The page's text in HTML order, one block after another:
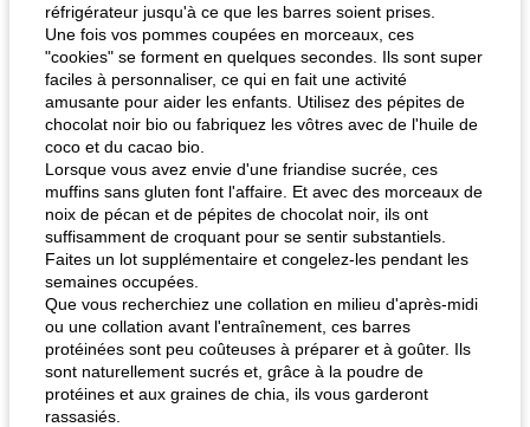
réfrigérateur jusqu'à ce que les barres soient prises.
Une fois vos pommes coupées en morceaux, ces
"cookies" se forment en quelques secondes. Ils sont super
faciles à personnaliser, ce qui en fait une activité
amusante pour aider les enfants. Utilisez des pépites de
chocolat noir bio ou fabriquez les vôtres avec de l'huile de
coco et du cacao bio.
Lorsque vous avez envie d'une friandise sucrée, ces
muffins sans gluten font l'affaire. Et avec des morceaux de
noix de pécan et de pépites de chocolat noir, ils ont
suffisamment de croquant pour se sentir substantiels.
Faites un lot supplémentaire et congelez-les pendant les
semaines occupées.
Que vous recherchiez une collation en milieu d'après-midi
ou une collation avant l'entraînement, ces barres
protéinées sont peu coûteuses à préparer et à goûter. Ils
sont naturellement sucrés et, grâce à la poudre de
protéines et aux graines de chia, ils vous garderont
rassasiés.